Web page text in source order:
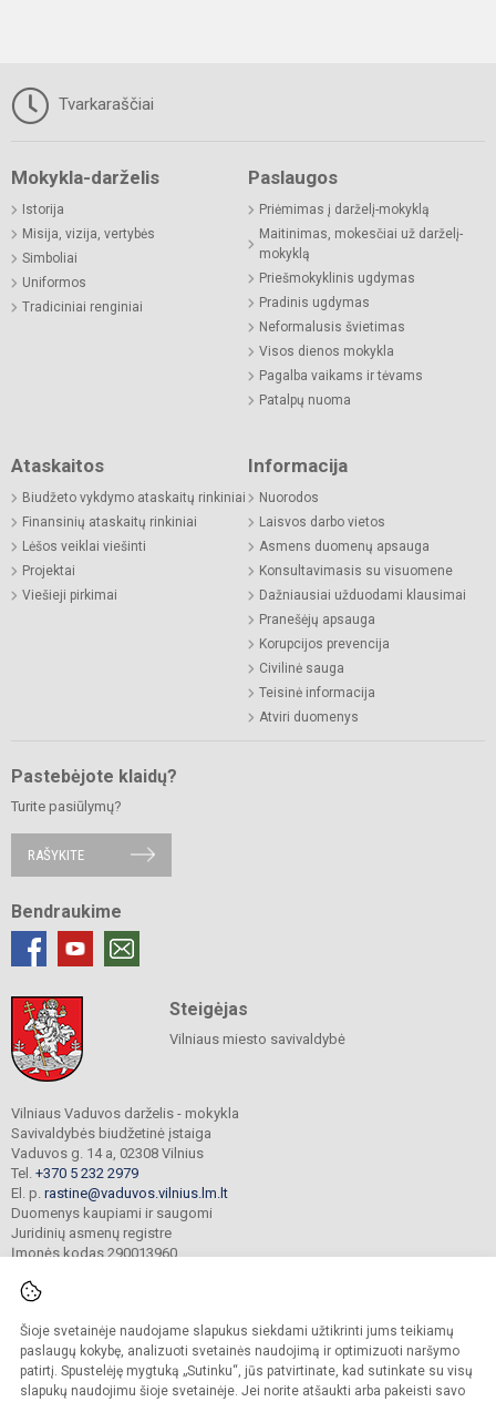
Šioje svetainėje naudojame slapukus siekdami užtikrinti jums teikiamų
paslaugų kokybę, analizuoti svetainės naudojimą ir optimizuoti naršymo
patirtį. Spustelėję mygtuką „Sutinku“, jūs patvirtinate, kad sutinkate su visų
slapukų naudojimu šioje svetainėje. Jei norite atšaukti arba pakeisti savo
Tvarkaraščiai
Mokykla-darželis
Istorija
Misija, vizija, vertybės
Simboliai
Uniformos
Tradiciniai renginiai
Paslaugos
Priėmimas į darželį-mokyklą
Maitinimas, mokesčiai už darželį-
mokyklą
Priešmokyklinis ugdymas
Pradinis ugdymas
Neformalusis švietimas
Visos dienos mokykla
Pagalba vaikams ir tėvams
Patalpų nuoma
Ataskaitos
Biudžeto vykdymo ataskaitų rinkiniai
Finansinių ataskaitų rinkiniai
Lėšos veiklai viešinti
Projektai
Viešieji pirkimai
Informacija
Nuorodos
Laisvos darbo vietos
Asmens duomenų apsauga
Konsultavimasis su visuomene
Dažniausiai užduodami klausimai
Pranešėjų apsauga
Korupcijos prevencija
Civilinė sauga
Teisinė informacija
Atviri duomenys
Pastebėjote klaidų?
Turite pasiūlymų?
RAŠYKITE
Bendraukime
Steigėjas
Vilniaus miesto savivaldybė
Vilniaus Vaduvos darželis - mokykla
Savivaldybės biudžetinė įstaiga
Vaduvos g. 14 a, 02308 Vilnius
Tel. +370 5 232 2979
El. p. rastine@vaduvos.vilnius.lm.lt
Duomenys kaupiami ir saugomi
Juridinių asmenų registre
Įmonės kodas 290013960
© 2023. Vilniaus Vaduvos darželis - mokykla. Visos teisės saugomos.
Kopijuoti turinį be raštiško įstaigos administracijos sutikimo griežtai draudžiama.
Prieinamumo paraiška Slapukų politika